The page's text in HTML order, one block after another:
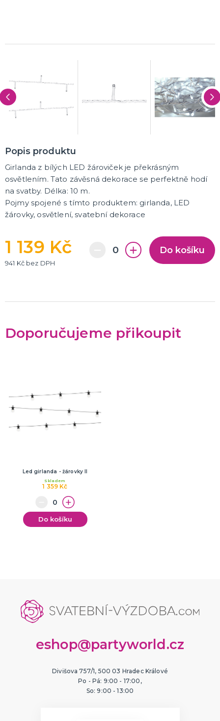
ROZLUČKA SE SVOBODOU
Šerpy na rozlučku se svobodou
Balónky na rozlučku se svobodou
Girlandy na loučení se svobodou
Popis produktu
Girlanda z bílých LED žároviček je překrásným
osvětlením. Tato závěsná dekorace se perfektně hodí
na svatby. Délka: 10 m.
Pojmy spojené s tímto produktem: girlanda, LED
žárovky, osvětlení, svatební dekorace
1 139 Kč
941 Kč bez DPH
Do košíku
Doporučujeme přikoupit
Led girlanda - žárovky II
1 359 Kč
Skladem
Do košíku
eshop@partyworld.cz
Divišova 757/1, 500 03 Hradec Králové
Po - Pá: 9:00 - 17:00,
So: 9:00 - 13:00